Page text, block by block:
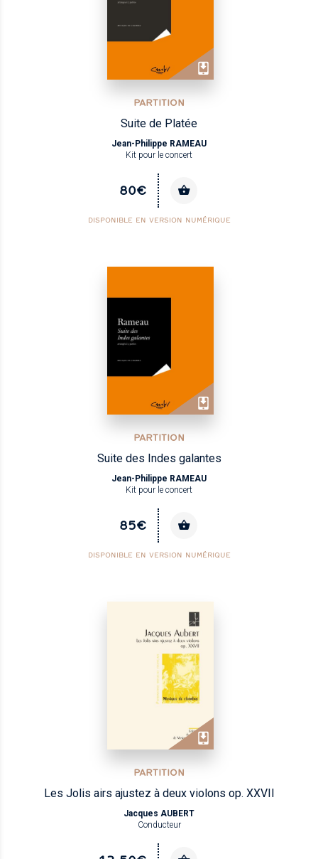
PARTITION
Suite de Platée
Jean-Philippe RAMEAU
Kit pour le concert
80€
DISPONIBLE EN VERSION NUMÉRIQUE
PARTITION
Suite des Indes galantes
Jean-Philippe RAMEAU
Kit pour le concert
85€
DISPONIBLE EN VERSION NUMÉRIQUE
PARTITION
Les Jolis airs ajustez à deux violons op. XXVII
Jacques AUBERT
Conducteur